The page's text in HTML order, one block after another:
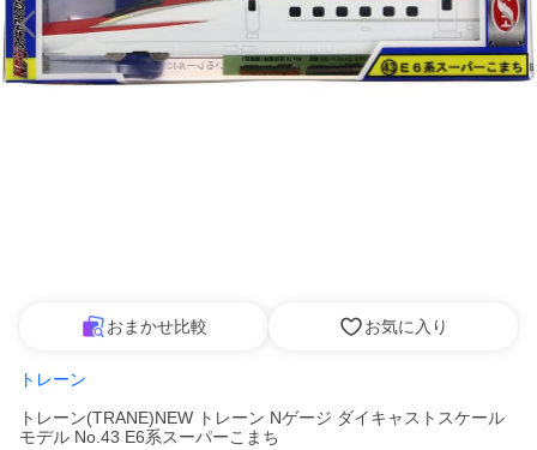
おまかせ比較 お気に入り
トレーン
トレーン(TRANE)NEW トレーン Nゲージ ダイキャストスケール
モデル No.43 E6系スーパーこまち